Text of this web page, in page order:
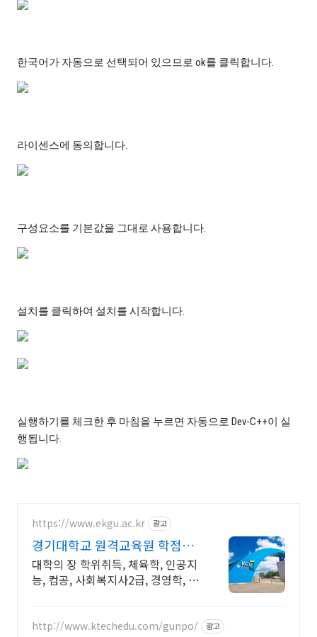
한국어가 자동으로 선택되어 있으므로 ok를 클릭합니다.
라이센스에 동의합니다.
구성요소를 기본값을 그대로 사용합니다.
설치를 클릭하여 설치를 시작합니다.
실행하기를 체크한 후 마침을 누르면 자동으로 Dev-C++이 실
행됩니다.
https://www.ekgu.ac.kr 광고
경기대학교 원격교육원 학점은
행제 100%온라인수업
대학의 장 학위취득, 체육학, 인공지
능, 컴공, 사회복지사2급, 경영학, 관
http://www.ktechedu.com/gunpo/ 광고